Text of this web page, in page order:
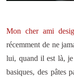
Mon cher ami
récemment de ne
lui, quand il est là, je
basiques, des pâtes